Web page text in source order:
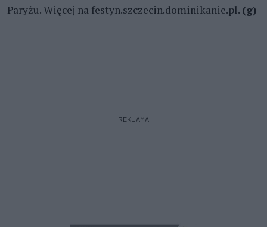
Paryżu. Więcej na festyn.szczecin.dominikanie.pl. (g)
REKLAMA